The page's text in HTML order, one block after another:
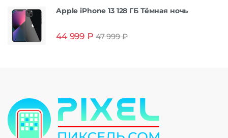
Apple iPhone 13 128 ГБ Тёмная ночь
44 999 ₽ 47 999₽